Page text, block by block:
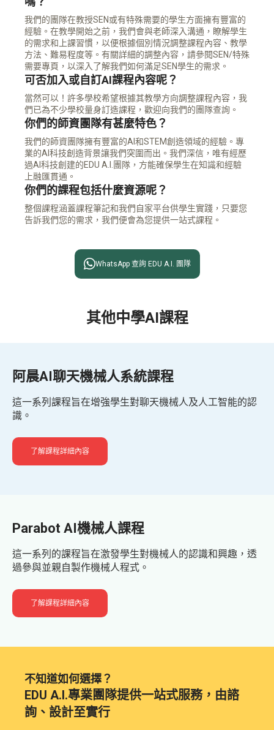
我們的團隊在教授SEN或有特殊需要的學生方面擁有豐富的
經驗。在教學開始之前，我們會與老師深入溝通，瞭解學生
的需求和上課習慣，以便根據個別情況調整課程內容、教學
方法、難易程度等。有關詳細的調整內容，請參閱SEN/特殊
需要專頁，以深入了解我們如何滿足SEN學生的需求。
可否加入或自訂AI課程內容呢？
當然可以！許多學校希望根據其教學方向調整課程內容，我
們已為不少學校量身訂造課程，歡迎向我們的團隊查詢。
你們的師資團隊有甚麼特色？
我們的師資團隊擁有豐富的AI和STEM創造領域的經驗。專
業的AI科技創造背景讓我們突圍而出。我們深信，唯有經歷
過AI科技創建的EDU A.I.團隊，方能確保學生在知識和經驗
上融匯貫通。
你們的課程包括什麼資源呢？
整個課程涵蓋課程筆記和我們自家平台供學生實踐，只要您
告訴我們您的需求，我們便會為您提供一站式課程。
WhatsApp 查詢 EDU A.I. 團隊
其他中學AI課程
阿晨AI聊天機械人系統課程
這一系列課程旨在增強學生對聊天機械人及人工智能的認
識。
了解課程詳細內容
Parabot AI機械人課程
這一系列的課程旨在激發學生對機械人的認識和興趣，透
過參與並親自製作機械人程式。
了解課程詳細內容
不知道如何選擇？
EDU A.I.專業團隊提供一站式服務，由諮
詢、設計至實行